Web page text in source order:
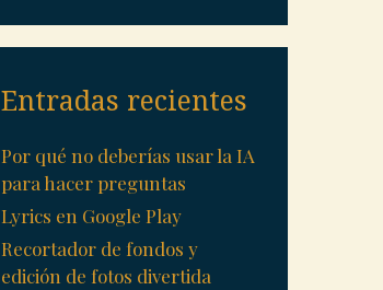
Entradas recientes
Por qué no deberías usar la IA
para hacer preguntas
Lyrics en Google Play
Recortador de fondos y
edición de fotos divertida